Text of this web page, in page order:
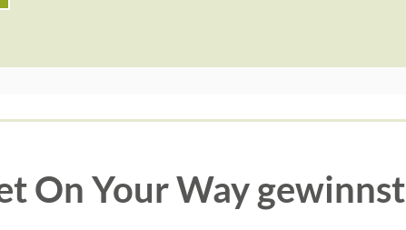
On Your Way gewinnst